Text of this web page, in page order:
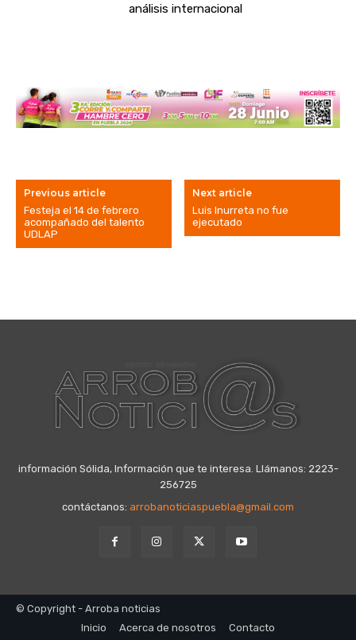
análisis internacional
Previous article
Festeja el 14 de febrero
acompañado del talento
UDLAP
Next article
Luis Inurreta no fue
ejecutado
información Sólida, Información que te interesa. Llámanos: 2223-
256725
contáctanos: arrobanoticiaspuebla@gmail.com
© Copyright - Arroba noticias
Inicio
Acerca de nosotros Contacto